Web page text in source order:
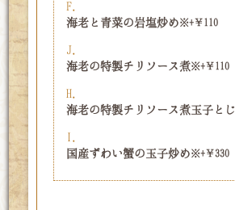
F.
海老と青菜の岩塩炒め※+￥110
J.
海老の特製チリソース煮※+￥110
H.
海老の特製チリソース煮玉子とじ
I.
国産ずわい蟹の玉子炒め※+￥330